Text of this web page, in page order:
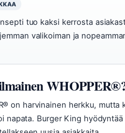
tuo kaksi kerrosta
valikoiman ja
on harvinainen herkku, mutta
napata. Burger King hyödyntää